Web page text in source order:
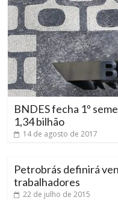
BNDES fecha 1º
1,34 bilhão
14 de agosto de 2017
Petrobrás definirá
trabalhadores
22 de julho de 2015